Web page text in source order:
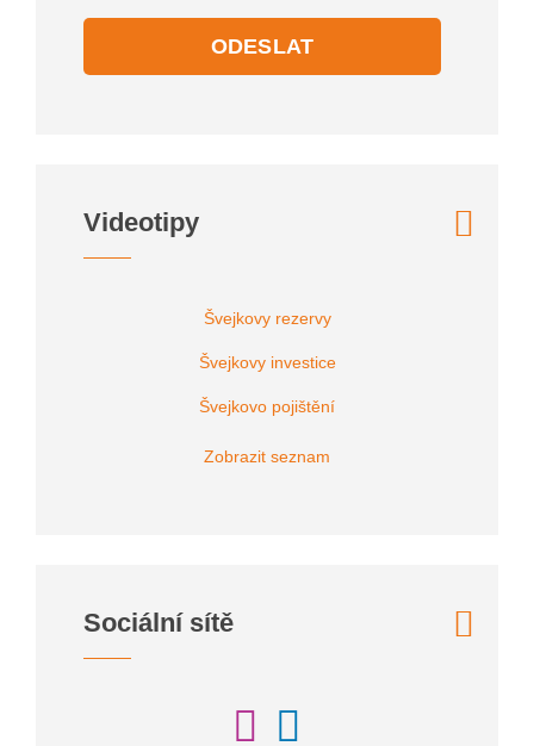
ODESLAT
Videotipy
Švejkovy rezervy
Švejkovy investice
Švejkovo pojištění
Zobrazit seznam
Sociální sítě